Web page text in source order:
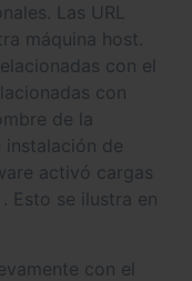
Las URL
máquina host.
con el
con
de la
de
activó cargas
Esto se ilustra en
con el